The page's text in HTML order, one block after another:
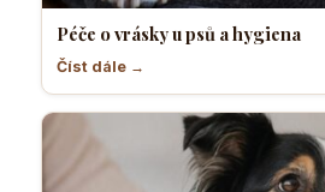
Péče o vrásky u psů a hygiena
Číst dále →